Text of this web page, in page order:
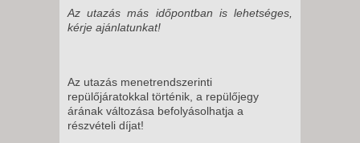
Az utazás más időpontban is lehetséges,
kérje ajánlatunkat!
Az utazás menetrendszerinti
repülőjáratokkal történik, a repülőjegy
árának változása befolyásolhatja a
részvételi díjat!